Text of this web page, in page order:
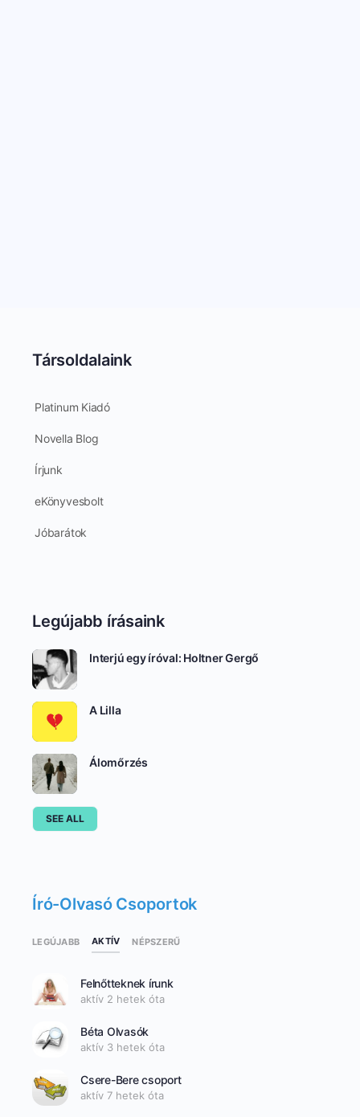
Társoldalaink
Platinum Kiadó
Novella Blog
Írjunk
eKönyvesbolt
Jóbarátok
Legújabb írásaink
Interjú egy íróval: Holtner Gergő
A Lilla
Álomőrzés
SEE ALL
Író-Olvasó Csoportok
LEGÚJABB AKTÍV NÉPSZERŰ
Felnőtteknek írunk
aktív 2 hetek óta
Béta Olvasók
aktív 3 hetek óta
Csere-Bere csoport
aktív 7 hetek óta